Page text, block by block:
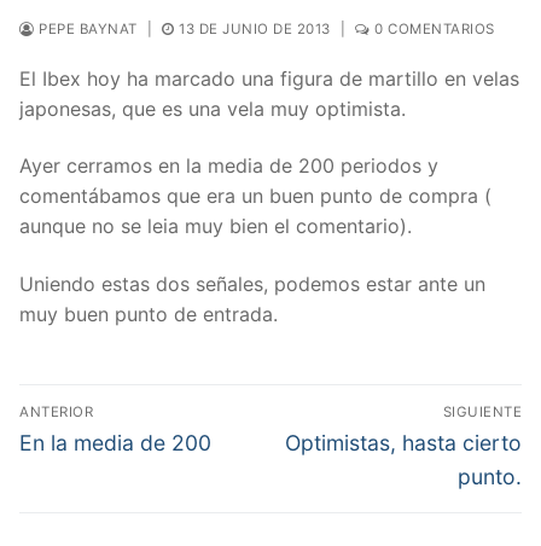
PEPE BAYNAT 13 DE JUNIO DE 2013 0 COMENTARIOS
El Ibex hoy ha marcado una figura de martillo en velas
japonesas, que es una vela muy optimista.
Ayer cerramos en la media de 200 periodos y
comentábamos que era un buen punto de compra (
aunque no se leia muy bien el comentario).
Uniendo estas dos señales, podemos estar ante un
muy buen punto de entrada.
Navegación
de
ANTERIOR
Entrada
En la media de 200
SIGUIENTE
Entrada
Optimistas, hasta cierto
punto.